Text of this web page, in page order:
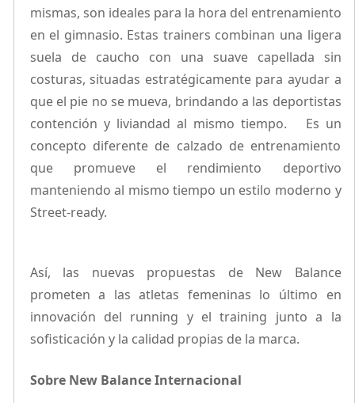
mismas, son ideales para la hora del entrenamiento
en el gimnasio. Estas trainers combinan una ligera
suela de caucho con una suave capellada sin
costuras, situadas estratégicamente para ayudar a
que el pie no se mueva, brindando a las deportistas
contención y liviandad al mismo tiempo. Es un
concepto diferente de calzado de entrenamiento
que promueve el rendimiento deportivo
manteniendo al mismo tiempo un estilo moderno y
Street-ready.
Así, las nuevas propuestas de New Balance
prometen a las atletas femeninas lo último en
innovación del running y el training junto a la
sofisticación y la calidad propias de la marca.
Sobre New Balance Internacional